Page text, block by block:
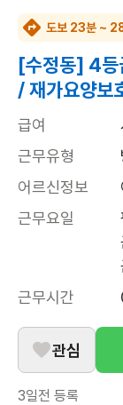
도보 23분 ~
[수정동] 4등
/ 재가요양보
급여
근무유형
어르신정보
근무요일
근무시간
관심
3일전 등록